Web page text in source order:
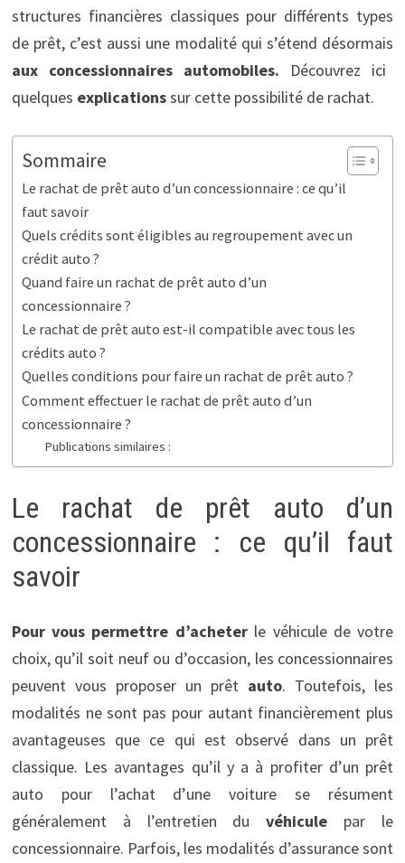
structures financières classiques pour différents types
de prêt, c’est aussi une modalité qui s’étend désormais
aux concessionnaires automobiles. Découvrez ici
quelques explicationssur cette possibilité de rachat.
Sommaire
Le rachat de prêt auto d’un concessionnaire : ce qu’il
faut savoir
Quels crédits sont éligibles au regroupement avec un
crédit auto ?
Quand faire un rachat de prêt auto d’un
concessionnaire ?
Le rachat de prêt auto est-il compatible avec tous les
crédits auto ?
Quelles conditions pour faire un rachat de prêt auto ?
Comment effectuer le rachat de prêt auto d’un
concessionnaire ?
Publications similaires :
Le rachat de prêt auto d’un
concessionnaire : ce qu’il faut
savoir
Pour vous permettre d’acheterle véhicule de votre
choix, qu’il soit neuf ou d’occasion, les concessionnaires
peuvent vous proposer un prêt auto. Toutefois, les
modalités ne sont pas pour autant financièrement plus
avantageuses que ce qui est observé dans un prêt
classique. Les avantages qu’il y a à profiter d’un prêt
auto pour l’achat d’une voiture se résument
généralement à l’entretien duvéhicule par le
concessionnaire. Parfois, les modalités d’assurance sont